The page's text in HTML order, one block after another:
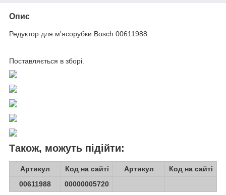
Опис
Редуктор для м'ясорубки Bosch 00611988.
Поставляється в зборі.
Також, можуть підійти:
Артикул Код на сайті Артикул
Код на сайті
00611988
00000005720